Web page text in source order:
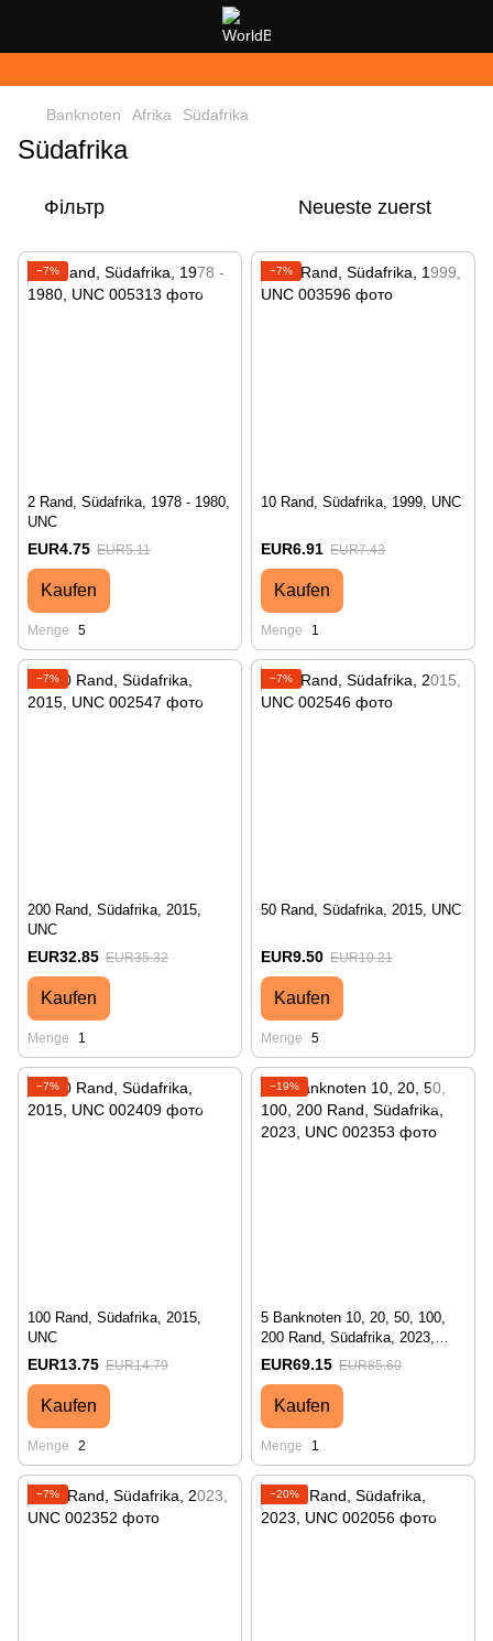
Banknoten Afrika Südafrika
Südafrika
Фільтр Neueste zuerst
−7%
2 Rand, Südafrika, 1978 - 1980,
UNC
EUR4.75 EUR5.11
Kaufen
Menge 5
−7%
10 Rand, Südafrika, 1999, UNC
EUR6.91 EUR7.43
Kaufen
Menge 1
−7%
200 Rand, Südafrika, 2015,
UNC
EUR32.85 EUR35.32
Kaufen
Menge 1
−7%
50 Rand, Südafrika, 2015, UNC
EUR9.50 EUR10.21
Kaufen
Menge 5
−7%
100 Rand, Südafrika, 2015,
UNC
EUR13.75 EUR14.79
Kaufen
Menge 2
−19%
5 Banknoten 10, 20, 50, 100,
200 Rand, Südafrika, 2023,
UNC
EUR69.15 EUR85.60
Kaufen
Menge 1
−7% −20%